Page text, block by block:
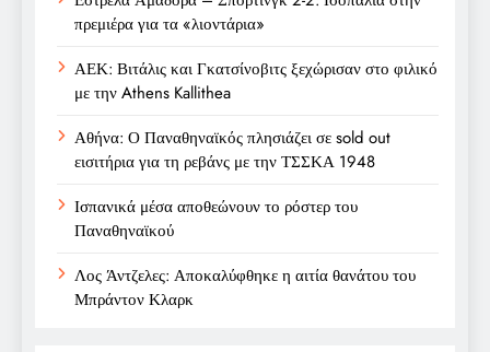
πρεμιέρα για τα «λιοντάρια»
ΑΕΚ: Βιτάλις και Γκατσίνοβιτς ξεχώρισαν στο φιλικό
με την Athens Kallithea
Αθήνα: Ο Παναθηναϊκός πλησιάζει σε sold out
εισιτήρια για τη ρεβάνς με την ΤΣΣΚΑ 1948
Ισπανικά μέσα αποθεώνουν το ρόστερ του
Παναθηναϊκού
Λος Άντζελες: Αποκαλύφθηκε η αιτία θανάτου του
Μπράντον Κλαρκ